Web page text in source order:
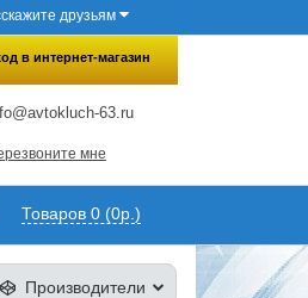
×
друзьям
в интернет-магазин
63.ru
мне
Товаров 0 (0р.)
Производители